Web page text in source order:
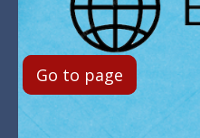
Go to page